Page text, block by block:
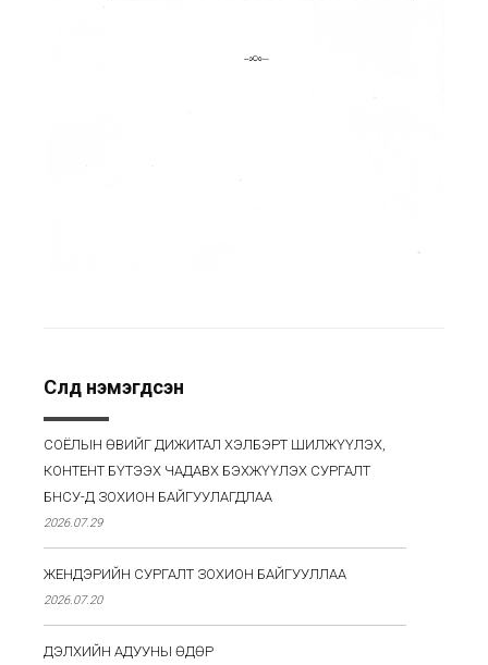
Сүүлд нэмэгдсэн
СОЁЛЫН ӨВИЙГ ДИЖИТАЛ ХЭЛБЭРТ ШИЛЖҮҮЛЭХ,
КОНТЕНТ БҮТЭЭХ ЧАДАВХ БЭХЖҮҮЛЭХ СУРГАЛТ
БНСУ-Д ЗОХИОН БАЙГУУЛАГДЛАА
2026.07.29
ЖЕНДЭРИЙН СУРГАЛТ ЗОХИОН БАЙГУУЛЛАА
2026.07.20
ДЭЛХИЙН АДУУНЫ ӨДӨР